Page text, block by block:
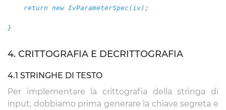
return new IvParameterSpec(iv);
}
4. CRITTOGRAFIA E DECRITTOGRAFIA
4.1 STRINGHE DI TESTO
Per implementare la crittografia della stringa di
input, dobbiamo prima generare la chiave segreta e